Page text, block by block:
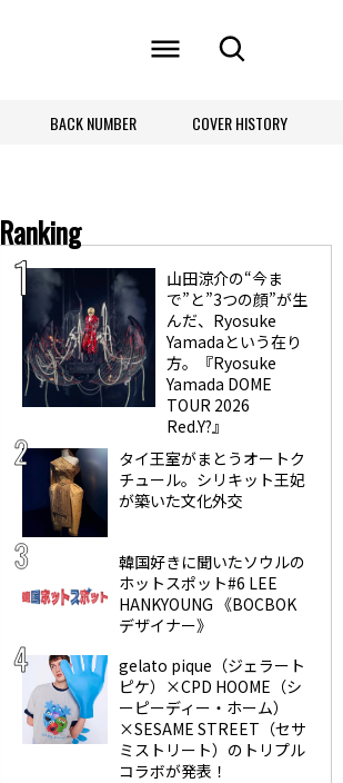
BACK NUMBER COVER HISTORY
Ranking
山田涼介の“今ま
で”と”3つの顔”が生
んだ、Ryosuke
Yamadaという在り
方。『Ryosuke
Yamada DOME
TOUR 2026
Red.Y?』
タイ王室がまとうオートク
チュール。シリキット王妃
が築いた文化外交
韓国好きに聞いたソウルの
ホットスポット#6 LEE
HANKYOUNG 《BOCBOK
デザイナー》
gelato pique（ジェラート
ピケ）×CPD HOOME（シ
ーピーディー・ホーム）
×SESAME STREET（セサ
ミストリート）のトリプル
コラボが発表！